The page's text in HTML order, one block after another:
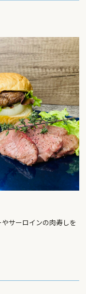
サーロインの肉寿しを